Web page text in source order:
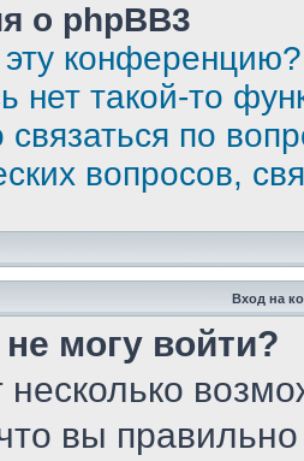
о phpBB3
конференцию?
нет такой-то
по
вопросов,
Вход на
могу войти?
несколько
вы